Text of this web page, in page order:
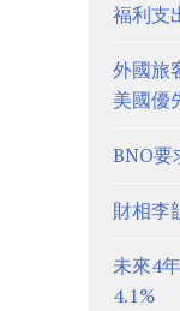
福利支
外國旅
美國優
BNO要
財相李
未來4
4.1%